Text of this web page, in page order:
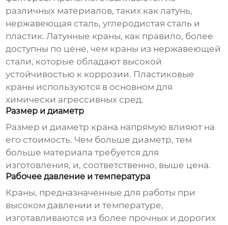
различных материалов, таких как латунь,
нержавеющая сталь, углеродистая сталь и
пластик. Латунные краны, как правило, более
доступны по цене, чем краны из нержавеющей
стали, которые обладают высокой
устойчивостью к коррозии. Пластиковые
краны используются в основном для
химически агрессивных сред.
Размер и диаметр
Размер и диаметр крана напрямую влияют на
его стоимость. Чем больше диаметр, тем
больше материала требуется для
изготовления, и, соответственно, выше цена.
Рабочее давление и температура
Краны, предназначенные для работы при
высоком давлении и температуре,
изготавливаются из более прочных и дорогих